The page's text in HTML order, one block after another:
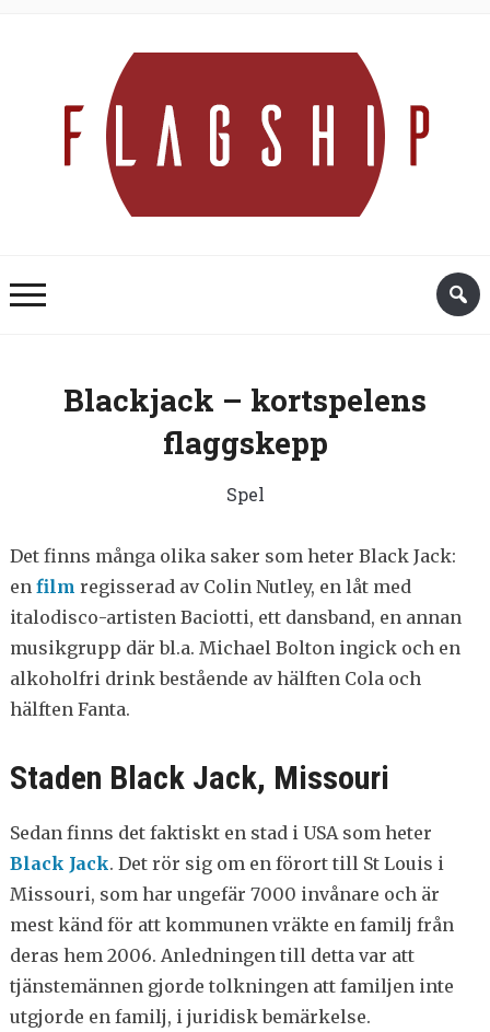
Blackjack – kortspelens
flaggskepp
Spel
Det finns många olika saker som heter Black Jack:
en film regisserad av Colin Nutley, en låt med
italodisco-artisten Baciotti, ett dansband, en annan
musikgrupp där bl.a. Michael Bolton ingick och en
alkoholfri drink bestående av hälften Cola och
hälften Fanta.
Staden Black Jack, Missouri
Sedan finns det faktiskt en stad i USA som heter
Black Jack. Det rör sig om en förort till St Louis i
Missouri, som har ungefär 7000 invånare och är
mest känd för att kommunen vräkte en familj från
deras hem 2006. Anledningen till detta var att
tjänstemännen gjorde tolkningen att familjen inte
utgjorde en familj, i juridisk bemärkelse.